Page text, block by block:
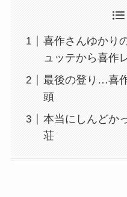
喜作さんゆかり
ュッテから喜作
最後の登り…喜
頭
本当にしんどか
荘